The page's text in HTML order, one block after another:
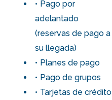
Pago por
adelantado
(reservas de pago a
su llegada)
Planes de pago
Pago de grupos
Tarjetas de crédito